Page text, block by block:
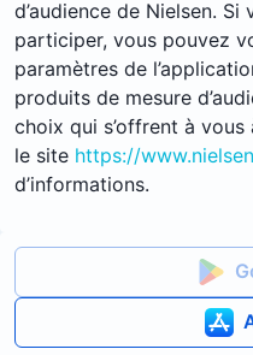
d’audience de Nielsen.
participer, vous pouvez
paramètres de
produits de mesure
choix qui s’offrent à
le site https://
d’informations.